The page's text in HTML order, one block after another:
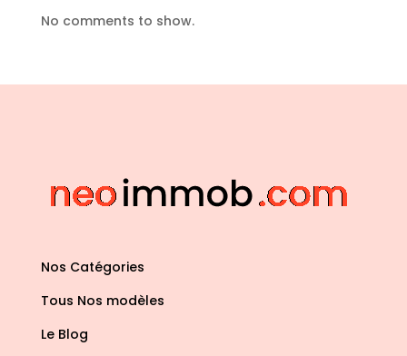
No comments to show.
Nos Catégories
Tous Nos modèles
Le Blog